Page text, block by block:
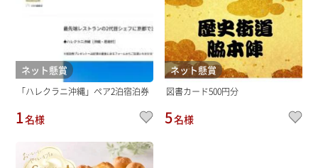
ネット懸賞
「ハレクラニ沖縄」ペア2泊宿泊券
1名様
ネット懸賞
図書カード500円分
5名様